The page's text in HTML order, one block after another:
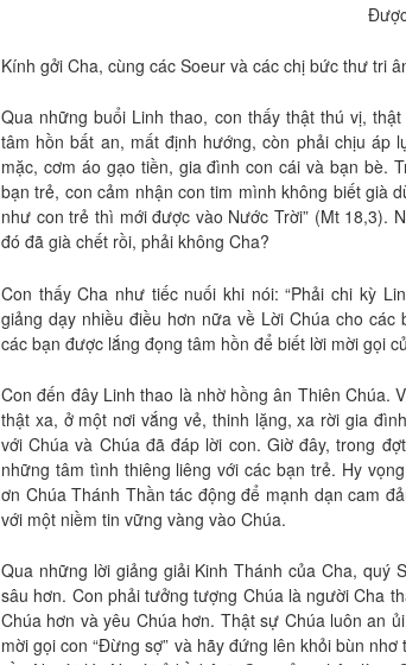
Kính gởi Cha, cùng các Soeur và các chị bức thư tri
Qua những buổi Linh thao, con thấy thật thú vị,
tâm hồn bất an, mất định hướng, còn phải chịu áp
mặc, cơm áo gạo tiền, gia đình con cái và bạn bè.
bạn trẻ, con cảm nhận con tim mình không biết già
như con trẻ thì mới được vào Nước Trời” (Mt 18,3).
đó đã già chết rồi, phải không Cha?
Con thấy Cha như tiếc nuối khi nói: “Phải chi kỳ
giảng dạy nhiều điều hơn nữa về Lời Chúa cho
các bạn được lắng đọng tâm hồn để biết lời mời gọi
Con đến đây Linh thao là nhờ hồng ân Thiên
thật xa, ở một nơi vắng vẻ, thinh lặng, xa rời gia
với Chúa và Chúa đã đáp lời con. Giờ đây, trong
những tâm tình thiêng liêng với các bạn trẻ. Hy
ơn Chúa Thánh Thần tác động để mạnh dạn cam
với một niềm tin vững vàng vào Chúa.
Qua những lời giảng giải Kinh Thánh của Cha, quý
sâu hơn. Con phải tưởng tượng Chúa là người Cha
Chúa hơn và yêu Chúa hơn. Thật sự Chúa luôn an
mời gọi con “Đừng sợ” và hãy đứng lên khỏi bùn